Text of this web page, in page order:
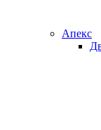
Апекс